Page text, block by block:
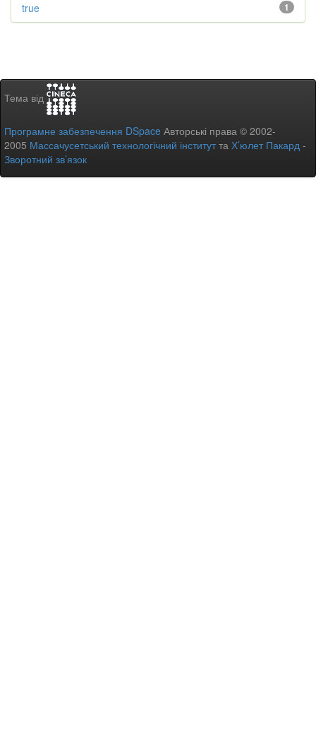
1
true
Тема від
Програмне забезпечення DSpace Авторські права © 2002-
2005 Массачусетський технологічний інститутта Х’юлет Пакард -
Зворотний зв’язок